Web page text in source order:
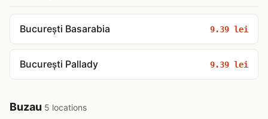
București Basarabia 9.39 lei
București Pallady 9.39 lei
Buzau 5 locations